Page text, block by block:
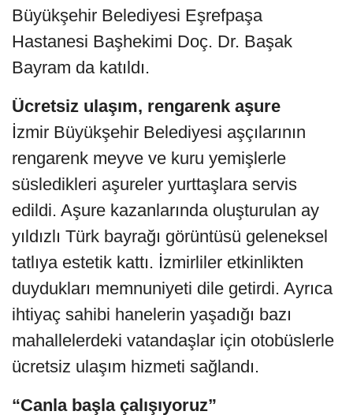
Büyükşehir Belediyesi Eşrefpaşa
Hastanesi Başhekimi Doç. Dr. Başak
Bayram da katıldı.
Ücretsiz ulaşım, rengarenk aşure
İzmir Büyükşehir Belediyesi aşçılarının
rengarenk meyve ve kuru yemişlerle
süsledikleri aşureler yurttaşlara servis
edildi. Aşure kazanlarında oluşturulan ay
yıldızlı Türk bayrağı görüntüsü geleneksel
tatlıya estetik kattı. İzmirliler etkinlikten
duydukları memnuniyeti dile getirdi. Ayrıca
ihtiyaç sahibi hanelerin yaşadığı bazı
mahallelerdeki vatandaşlar için otobüslerle
ücretsiz ulaşım hizmeti sağlandı.
“Canla başla çalışıyoruz”